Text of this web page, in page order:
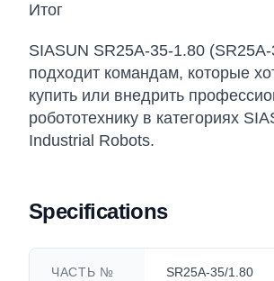
Итог
SIASUN SR25A-35-1.80
подходит командам, которые
купить или внедрить
робототехнику в категориях
Industrial Robots.
Specifications
ЧАСТЬ № SR25A-35/1.80